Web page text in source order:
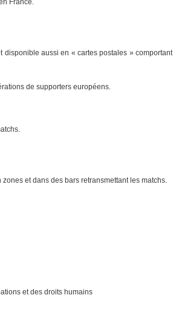
France.
disponible aussi en « cartes postales » comportant
de supporters européens.
et dans des bars retransmettant les matchs.
et des droits humains